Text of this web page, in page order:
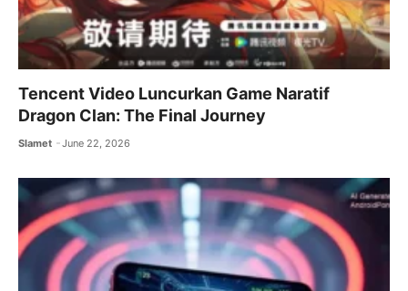
Tencent Video Luncurkan Game Naratif
Dragon Clan: The Final Journey
Slamet June 22, 2026